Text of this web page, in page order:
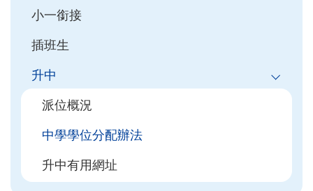
navigation
小一銜接
插班生
升中
派位概況
中學學位分配辦法
升中有用網址